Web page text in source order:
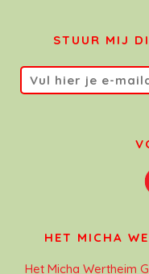
STUUR MIJ
HET MICHA
Het Micha Wertheim